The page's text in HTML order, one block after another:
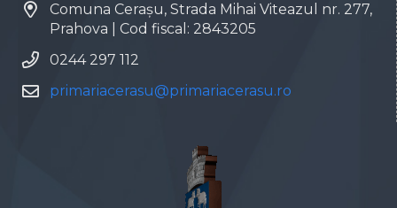
Comuna Cerașu, Strada Mihai Viteazul nr. 277,
Prahova | Cod fiscal: 2843205
0244 297 112
primariacerasu@primariacerasu.ro